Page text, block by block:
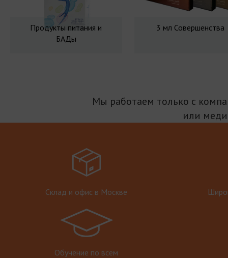
Продукты питания и
БАДы
3 мл Совершенства
Мы работаем только с
или
Склад и офис в Москве
Обучение по всем